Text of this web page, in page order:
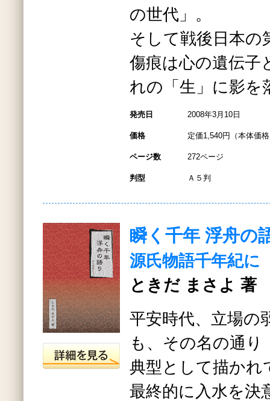
の世代」。
そして戦後日本の
傷痕は心の遺伝子
れの「生」に影
発売日 2008年3月10日
価格 定価1,540円（本体価
ページ数 272ページ
判型 Ａ５判
瞬く千年 浮舟の
源氏物語千年紀に
ときだ まさよ 著
平安時代、立場の
も、その名の通
典型として描かれ
最終的に入水を決